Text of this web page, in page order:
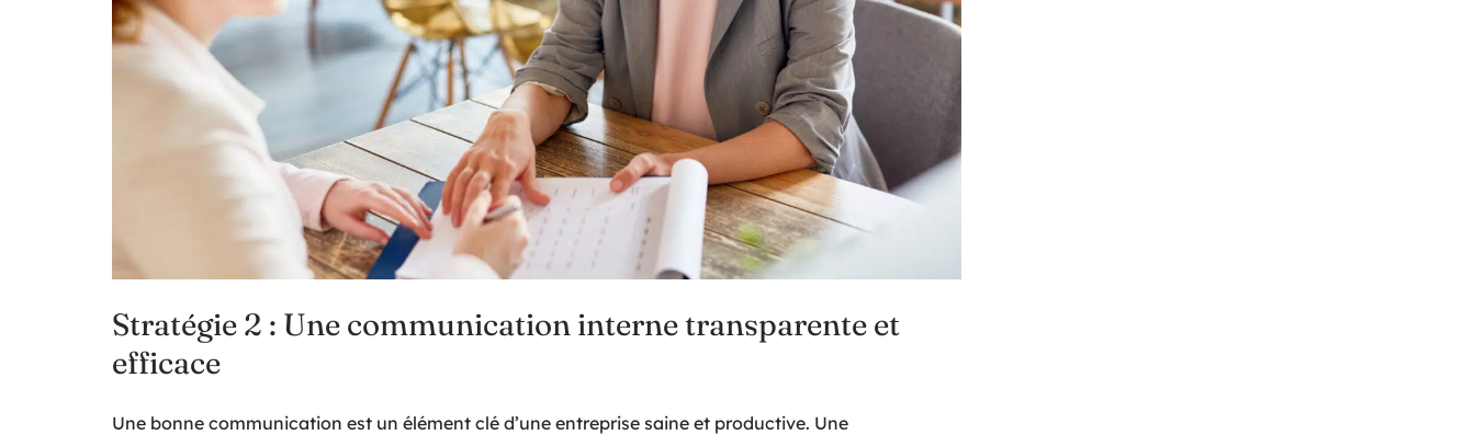
Stratégie 2 : Une communication interne transparente et
efficace
Une bonne communication est un élément clé d’une entreprise saine et productive. Une